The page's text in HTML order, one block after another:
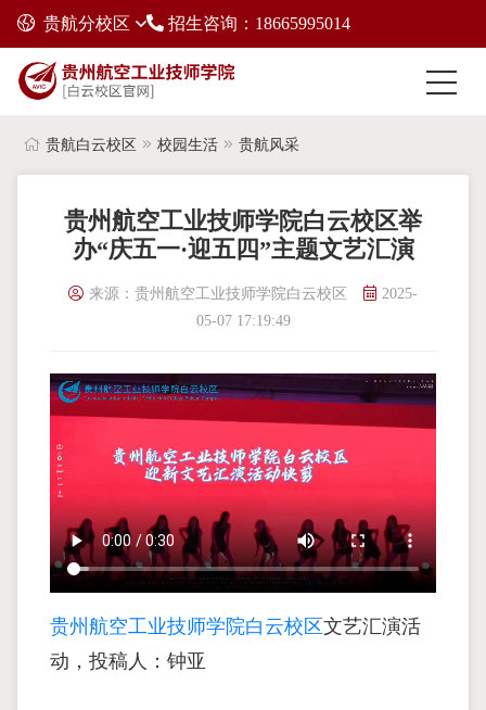
贵航分校区 招生咨询：18665995014
贵航白云校区 校园生活 贵航风采
贵州航空工业技师学院白云校区举
办“庆五一·迎五四”主题文艺汇演
来源：贵州航空工业技师学院白云校区
2025-
05-07 17:19:49
贵州航空工业技师学院白云校区文艺汇演活
动，投稿人：钟亚